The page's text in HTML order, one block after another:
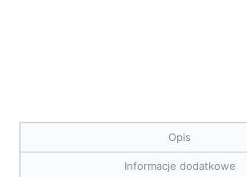
Opis
Informacje dodatkowe